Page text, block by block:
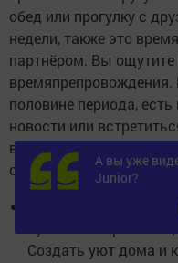
обед или прогулку с
недели, также это
партнёром. Вы ощутите
половине периода,
новости или
ваше настроение и
срыва.
суете своих
Создать уют дома и
А вы уже
Junior?